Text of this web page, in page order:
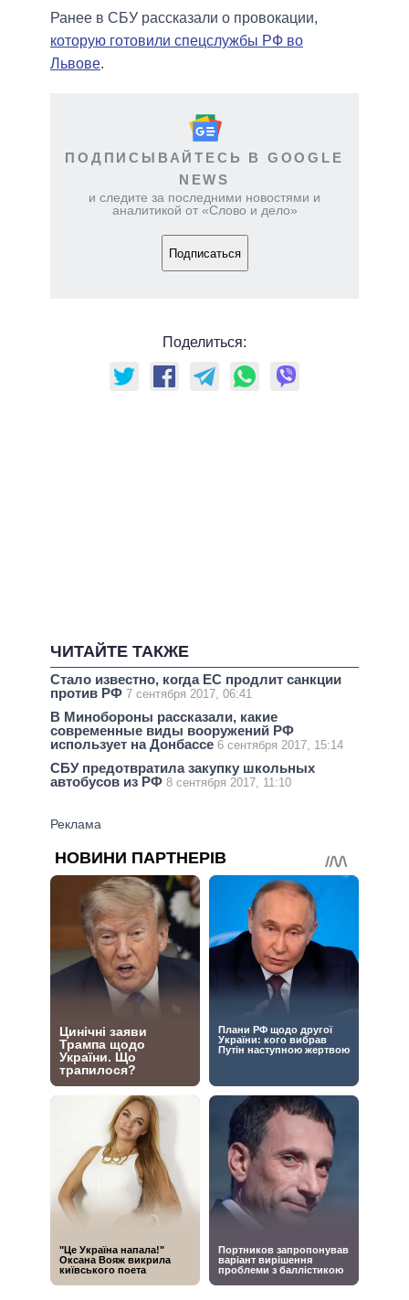
Ранее в СБУ рассказали о провокации,
которую готовили спецслужбы РФ во
Львове.
ПОДПИСЫВАЙТЕСЬ В GOOGLE
NEWS
и следите за последними новостями и
аналитикой от «Слово и дело»
Подписаться
Поделиться:
ЧИТАЙТЕ ТАКЖЕ
Стало известно, когда ЕС продлит санкции
против РФ 7 сентября 2017, 06:41
В Минобороны рассказали, какие
современные виды вооружений РФ
использует на Донбассе 6 сентября 2017, 15:14
СБУ предотвратила закупку школьных
автобусов из РФ 8 сентября 2017, 11:10